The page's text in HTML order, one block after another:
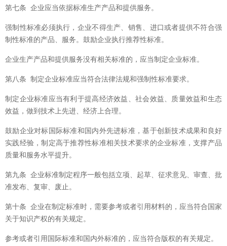
第七条 企业应当依据标准生产产品和提供服务。
强制性标准必须执行，企业不得生产、销售、进口或者提供不符合强
制性标准的产品、服务。鼓励企业执行推荐性标准。
企业生产产品和提供服务没有相关标准的，应当制定企业标准。
第八条 制定企业标准应当符合法律法规和强制性标准要求。
制定企业标准应当有利于提高经济效益、社会效益、质量效益和生态
效益，做到技术上先进、经济上合理。
鼓励企业对标国际标准和国内外先进标准，基于创新技术成果和良好
实践经验，制定高于推荐性标准相关技术要求的企业标准，支撑产品
质量和服务水平提升。
第九条 企业标准制定程序一般包括立项、起草、征求意见、审查、批
准发布、复审、废止。
第十条 企业在制定标准时，需要参考或者引用材料的，应当符合国家
关于知识产权的有关规定。
参考或者引用国际标准和国内外标准的，应当符合版权的有关规定。